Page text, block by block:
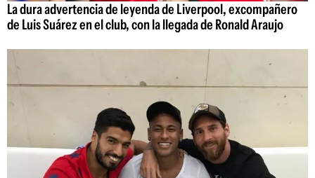
La dura advertencia de leyenda de Liverpool, excompañero
de Luis Suárez en el club, con la llegada de Ronald Araujo